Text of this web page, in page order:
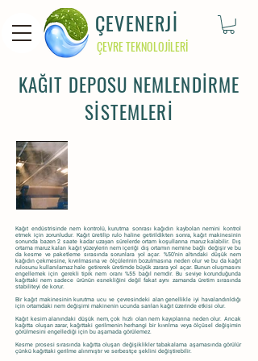
ÇEVENERJİ
ÇEVRE TEKNOLOJİLERİ
KAĞIT DEPOSU NEMLENDİRME
SİSTEMLERİ
Kağıt endüstrisinde nem kontrolü, kurutma sonrası kağıdın kaybolan nemini kontrol
etmek için zorunludur. Kağıt üretilip rulo haline getirildikten sonra, kağıt makinesinin
sonunda bazen 2 saate kadar uzayan sürelerde ortam koşullarına maruz kalabilir. Dış
ortama maruz kalan kağıt yüzeylerin nem içeriği dış ortamın nemine bağlı değişir ve bu
da kesme ve paketleme sırasında sorunlara yol açar. %50’nin altındaki düşük nem
kağıdın çekmesine, kıvrılmasına ve ölçülerinin bozulmasına neden olur ve bu da kağıt
rulosunu kullanılamaz hale getirerek üretimde büyük zarara yol açar. Bunun oluşmasını
engellemek için gerekli tipik nem oranı %55 bağıl nemdir. Bu seviye korunduğunda
kağıttaki nem sadece ürünün esnekliğini değil fakat aynı zamanda üretim sırasında
stabiliteyi de korur.
Bir kağıt makinesinin kurutma ucu ve çevresindeki alan genellikle iyi havalandırıldığı
için ortamdaki nem değişimi makinenin ucunda sarılan kağıt üzerinde etkisi olur.
Kağıt kesim alanındaki düşük nem, çok hızlı olan nem kayıplarına neden olur. Ancak
kağıtta oluşan zarar, kağıttaki gerilmenin herhangi bir kıvrılma veya ölçüsel değişimin
görülmesini engellediği için bu aşamada görülemez.
Kesme prosesi sırasında kağıtta oluşan değişiklikler tabakalama aşamasında görülür
çünkü kağıttaki gerilme alınmıştır ve serbestçe şeklini değiştirebilir.